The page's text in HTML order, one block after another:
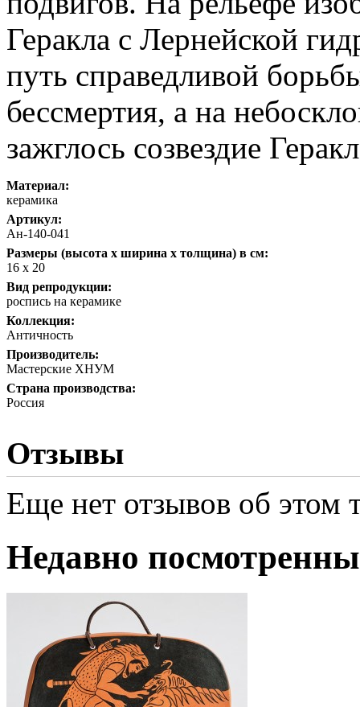
Геракла с Лернейской
путь справедливой
бессмертия, а на
зажглось созвездие
Материал:
керамика
Артикул:
Ан-140-041
Размеры (высота х ширина х толщина) в см:
16 х 20
Вид репродукции:
роспись на керамике
Коллекция:
Античность
Производитель:
Мастерские ХНУМ
Страна производства:
Россия
Отзывы
Еще нет отзывов об этом
Недавно